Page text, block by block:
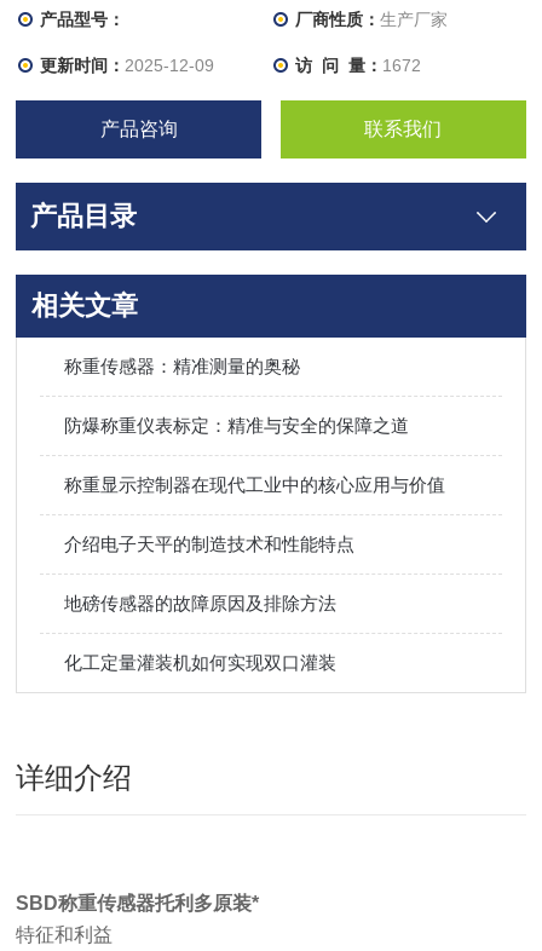
产品型号： 厂商性质： 生产厂家
更新时间： 2025-12-09 访 问 量： 1672
产品咨询 联系我们
产品目录
相关文章
称重传感器：精准测量的奥秘
防爆称重仪表标定：精准与安全的保障之道
称重显示控制器在现代工业中的核心应用与价值
介绍电子天平的制造技术和性能特点
地磅传感器的故障原因及排除方法
化工定量灌装机如何实现双口灌装
详细介绍
SBD称重传感器托利多原装*
特征和利益